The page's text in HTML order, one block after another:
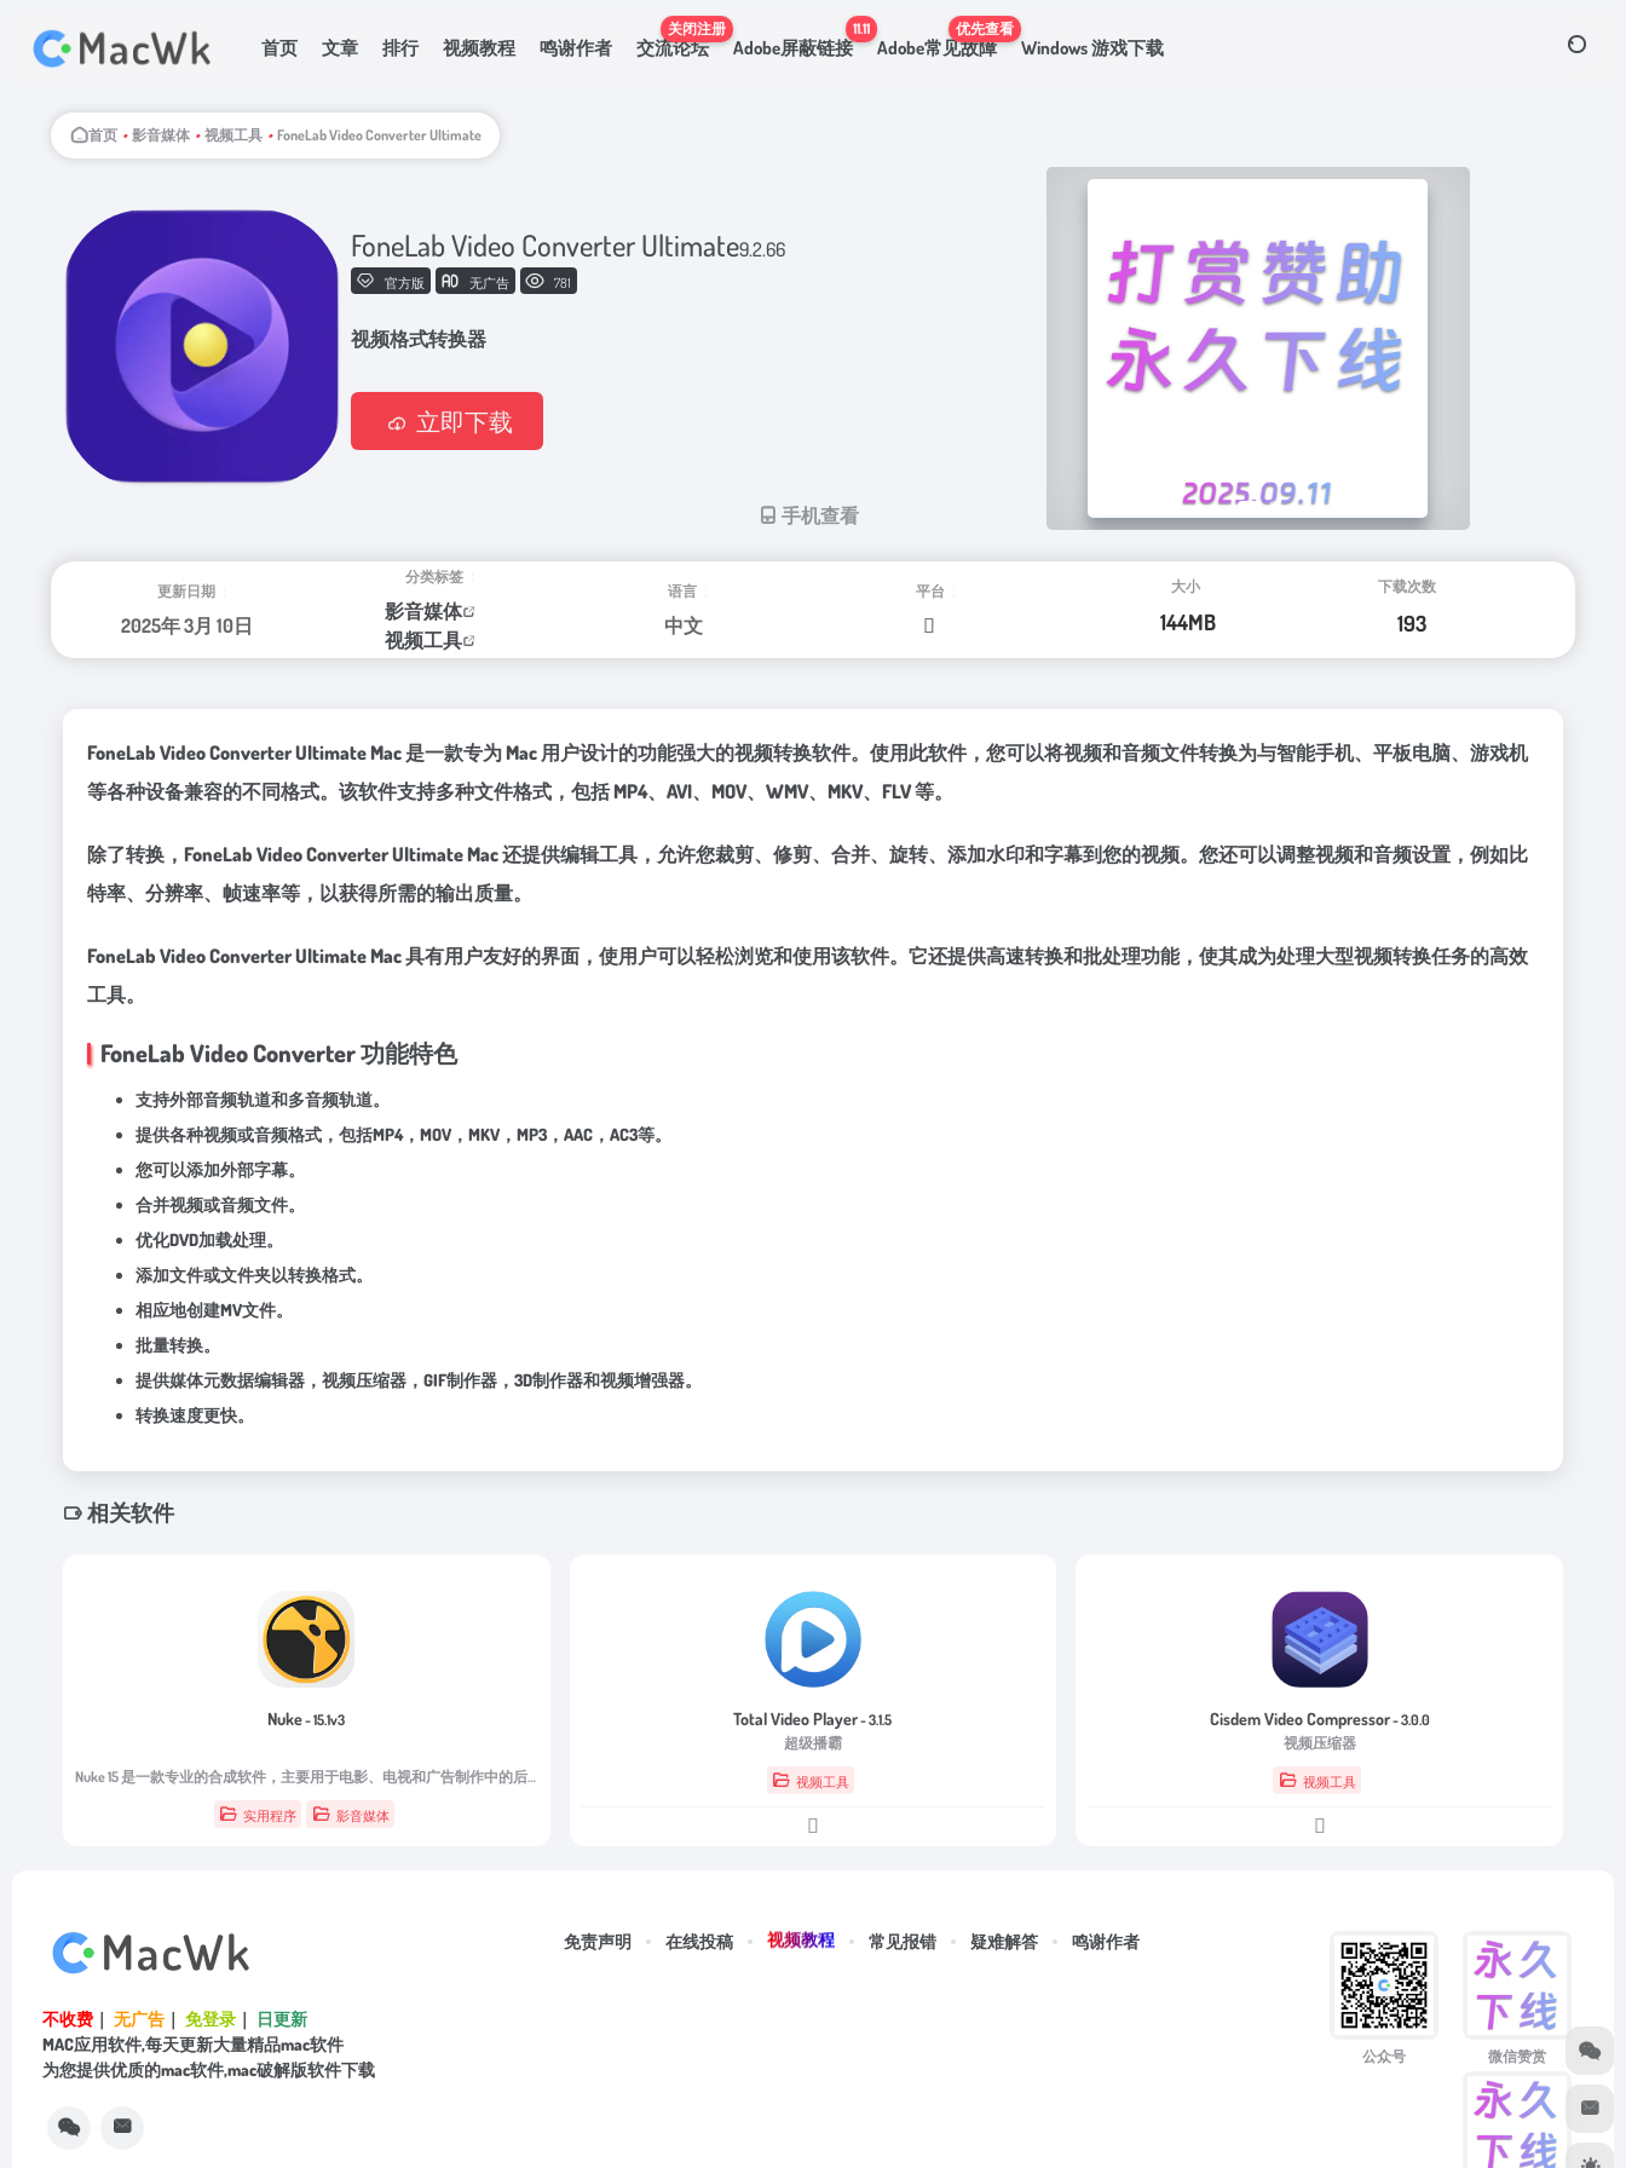
首页 文章 排行 视频教程 鸣谢作者 交流论坛
关闭注册
Adobe屏蔽链接
11.11
Adobe常见故障
优先查看
Windows 游戏下载
首页 • 影音媒体 • 视频工具 • FoneLab Video Converter Ultimate
FoneLab Video Converter Ultimate9.2.66
官方版 无广告 781
视频格式转换器
更新日期：
2025年 3月 10日
分类标签：
影音媒体
视频工具
语言：
中文
平台：
立即下载
手机查看
FoneLab Video Converter Ultimate Mac 是一款专为 Mac 用户设计的功能强大的视频转换软件。使用此软件，您可以将视频和音频文件转换为与智能手机、平板电脑、游戏机
等各种设备兼容的不同格式。该软件支持多种文件格式，包括 MP4、AVI、MOV、WMV、MKV、FLV 等。
除了转换，FoneLab Video Converter Ultimate Mac 还提供编辑工具，允许您裁剪、修剪、合并、旋转、添加水印和字幕到您的视频。您还可以调整视频和音频设置，例如比
特率、分辨率、帧速率等，以获得所需的输出质量。
FoneLab Video Converter Ultimate Mac 具有用户友好的界面，使用户可以轻松浏览和使用该软件。它还提供高速转换和批处理功能，使其成为处理大型视频转换任务的高效
工具。
FoneLab Video Converter 功能特色
支持外部音频轨道和多音频轨道。
提供各种视频或音频格式，包括MP4，MOV，MKV，MP3，AAC，AC3等。
您可以添加外部字幕。
合并视频或音频文件。
优化DVD加载处理。
添加文件或文件夹以转换格式。
相应地创建MV文件。
批量转换。
提供媒体元数据编辑器，视频压缩器，GIF制作器，3D制作器和视频增强器。
转换速度更快。
相关软件
Nuke- 15.1v3
Nuke 15 是一款专业的合成软件，主要用于电影、电视和广告制作中的后期合成和特效制作。
实用程序 影音媒体
Total Video Player- 3.1.5
超级播霸
视频工具
Cisdem Video Compressor- 3.0.0
视频压缩器
视频工具
不收费 ｜ 无广告 ｜ 免登录 ｜
日更新
MAC应用软件,每天更新大量精品mac软件
为您提供优质的mac软件,mac破解版软件下载
免责声明 在线投稿 视频教程 常见报错 疑难解答 鸣谢作者
公众号 微信赞赏